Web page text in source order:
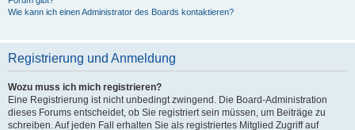
Wie kann ich einen Administrator des Boards kontaktieren?
Registrierung und Anmeldung
Wozu muss ich mich registrieren?
Eine Registrierung ist nicht unbedingt zwingend. Die Board-Administration
dieses Forums entscheidet, ob Sie registriert sein müssen, um Beiträge zu
schreiben. Auf jeden Fall erhalten Sie als registriertes Mitglied Zugriff auf